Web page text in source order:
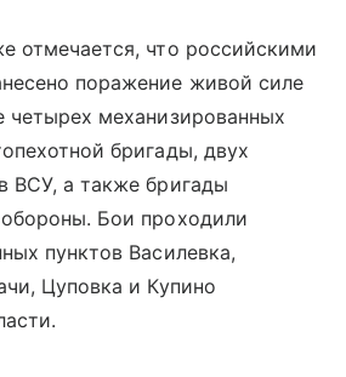
отмечается, что российскими
поражение живой силе
четырех механизированных
бригады, двух
ВСУ, а также бригады
Бои проходили
пунктов Василевка,
Цуповка и Купино